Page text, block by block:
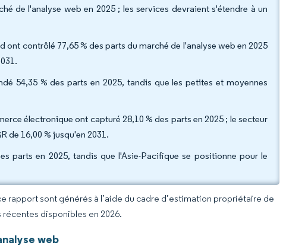
de l'analyse web en 2025 ; les services devraient s'étendre à un
contrôlé 77,65 % des parts du marché de l'analyse web en 2025
54,35 % des parts en 2025, tandis que les petites et moyennes
électronique ont capturé 28,10 % des parts en 2025 ; le secteur
de 16,00 % jusqu'en 2031.
parts en 2025, tandis que l'Asie-Pacifique se positionne pour le
rapport sont générés à l’aide du cadre d’estimation propriétaire de
disponibles en 2026.
web